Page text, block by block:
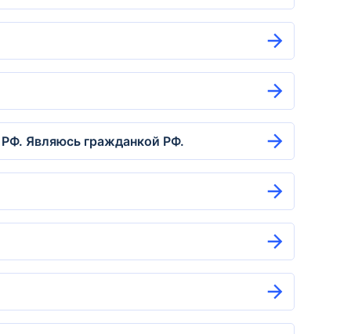
РФ. Являюсь гражданкой РФ.